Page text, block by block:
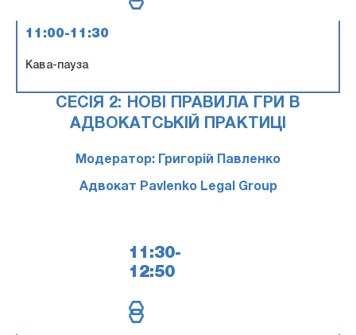
11:00-11:30
Кава-пауза
СЕСІЯ 2: НОВІ ПРАВИЛА ГРИ В
АДВОКАТСЬКІЙ ПРАКТИЦІ
Модератор: Григорій Павленко
Адвокат Pavlenko Legal Group
11:30-
12:50